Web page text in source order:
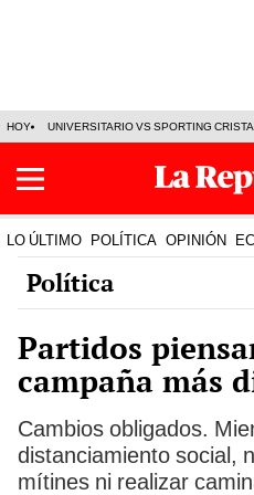
HOY UNIVERSITARIO VS SPORTING
LO ÚLTIMO POLÍTICA OPINIÓN
Política
Partidos
campaña más
Cambios obligados.
distanciamiento social,
mítines ni realizar